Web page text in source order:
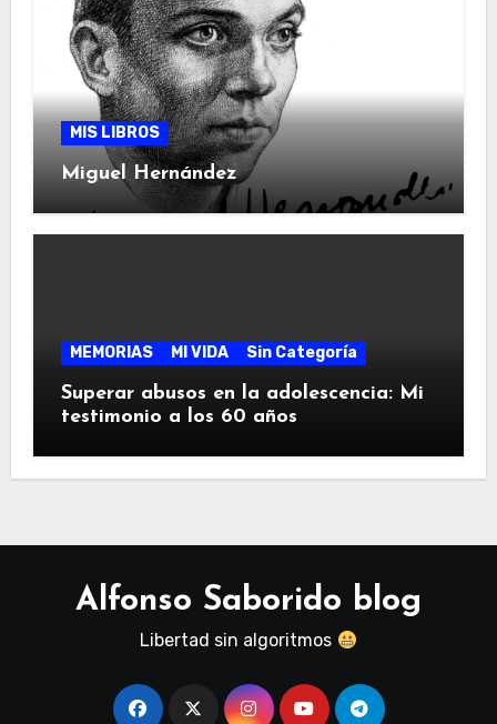
MIS LIBROS
Miguel Hernández
MEMORIAS MI VIDA Sin Categoría
Superar abusos en la adolescencia: Mi
testimonio a los 60 años
Alfonso Saborido blog
Libertad sin algoritmos